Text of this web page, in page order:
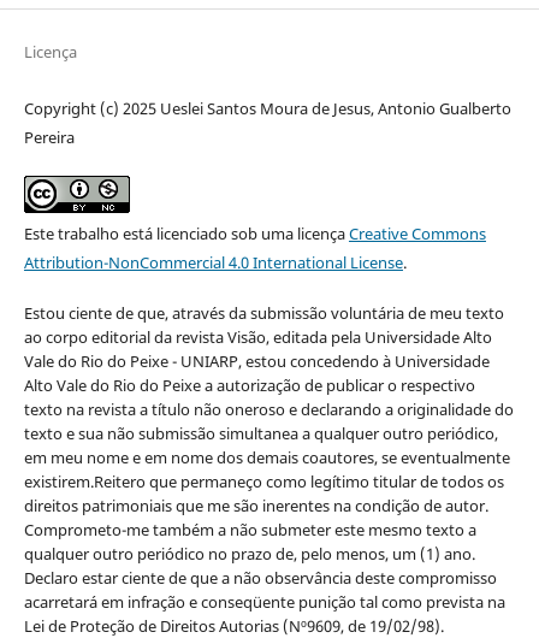
Licença
Copyright (c) 2025 Ueslei Santos Moura de Jesus, Antonio Gualberto
Pereira
Este trabalho está licenciado sob uma licençaCreative Commons
Attribution-NonCommercial 4.0 International License.
Estou ciente de que, através da submissão voluntária de meu texto
ao corpo editorial da revista Visão, editada pela Universidade Alto
Vale do Rio do Peixe - UNIARP, estou concedendo à Universidade
Alto Vale do Rio do Peixe a autorização de publicar o respectivo
texto na revista a título não oneroso e declarando a originalidade do
texto e sua não submissão simultanea a qualquer outro periódico,
em meu nome e em nome dos demais coautores, se eventualmente
existirem.Reitero que permaneço como legítimo titular de todos os
direitos patrimoniais que me são inerentes na condição de autor.
Comprometo-me também a não submeter este mesmo texto a
qualquer outro periódico no prazo de, pelo menos, um (1) ano.
Declaro estar ciente de que a não observância deste compromisso
acarretará em infração e conseqüente punição tal como prevista na
Lei de Proteção de Direitos Autorias (Nº9609, de 19/02/98).